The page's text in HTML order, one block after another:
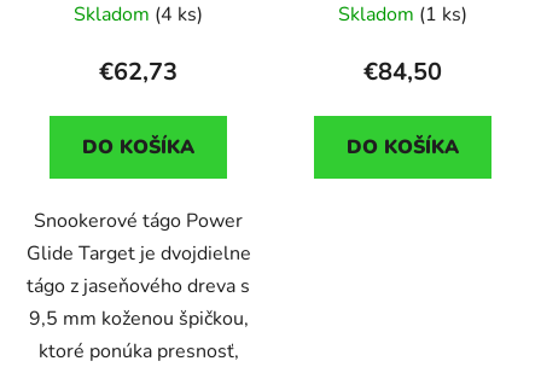
Skladom (4 ks)
€62,73
DO KOŠÍKA
Snookerové tágo Power
Glide Target je dvojdielne
tágo z jaseňového dreva s
9,5 mm koženou špičkou,
ktoré ponúka presnosť,
Skladom (1 ks)
€84,50
DO KOŠÍKA